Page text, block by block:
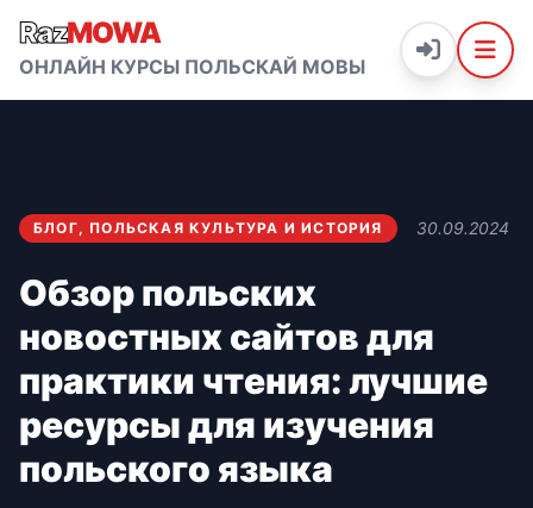
RazMOWA
ОНЛАЙН КУРСЫ ПОЛЬСКАЙ МОВЫ
БЛОГ, ПОЛЬСКАЯ КУЛЬТУРА И ИСТОРИЯ 30.09.2024
Обзор польских
новостных сайтов для
практики чтения: лучшие
ресурсы для изучения
польского языка